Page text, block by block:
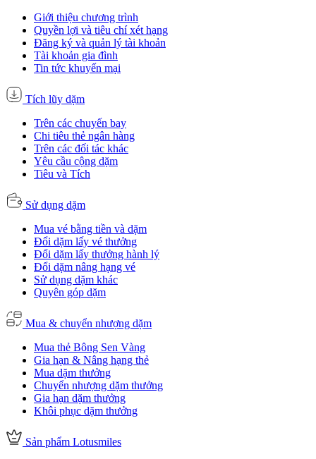
Giới thiệu chương trình
Quyền lợi và tiêu chí xét hạng
Đăng ký và quản lý tài khoản
Tài khoản gia đình
Tin tức khuyến mại
Tích lũy dặm
Trên các chuyến bay
Chi tiêu thẻ ngân hàng
Trên các đối tác khác
Yêu cầu cộng dặm
Tiêu và Tích
Sử dụng dặm
Mua vé bằng tiền và dặm
Đổi dặm lấy vé thưởng
Đổi dặm lấy thưởng hành lý
Đổi dặm nâng hạng vé
Sử dụng dặm khác
Quyên góp dặm
Mua & chuyển nhượng dặm
Mua thẻ Bông Sen Vàng
Gia hạn & Nâng hạng thẻ
Mua dặm thưởng
Chuyển nhượng dặm thưởng
Gia hạn dặm thưởng
Khôi phục dặm thưởng
Sản phẩm Lotusmiles